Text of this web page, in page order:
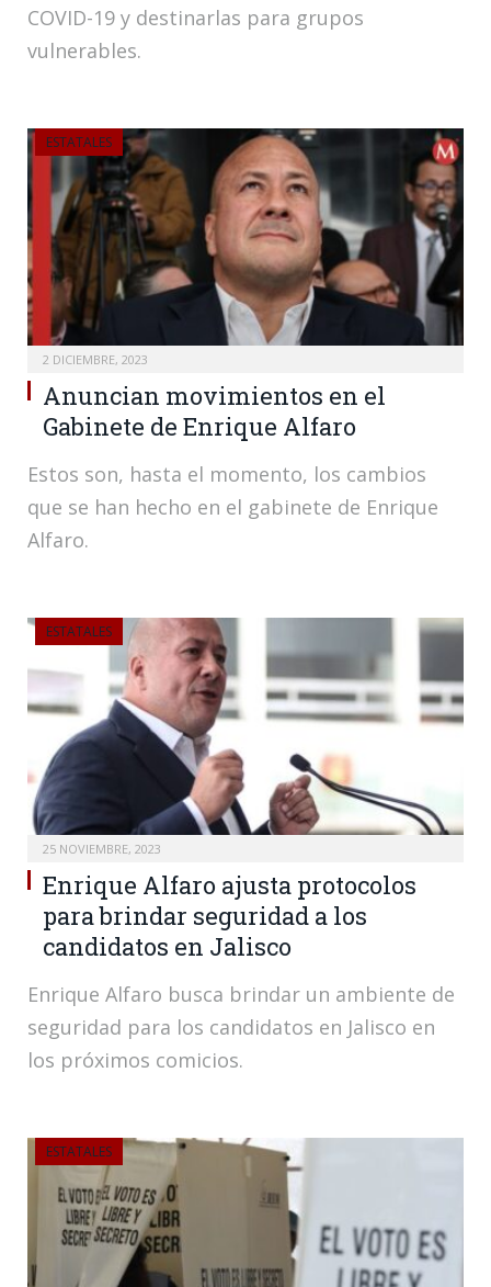
COVID-19 y destinarlas para grupos
vulnerables.
ESTATALES
2 DICIEMBRE, 2023
Anuncian movimientos en el
Gabinete de Enrique Alfaro
Estos son, hasta el momento, los cambios
que se han hecho en el gabinete de Enrique
Alfaro.
ESTATALES
25 NOVIEMBRE, 2023
Enrique Alfaro ajusta protocolos
para brindar seguridad a los
candidatos en Jalisco
Enrique Alfaro busca brindar un ambiente de
seguridad para los candidatos en Jalisco en
los próximos comicios.
ESTATALES